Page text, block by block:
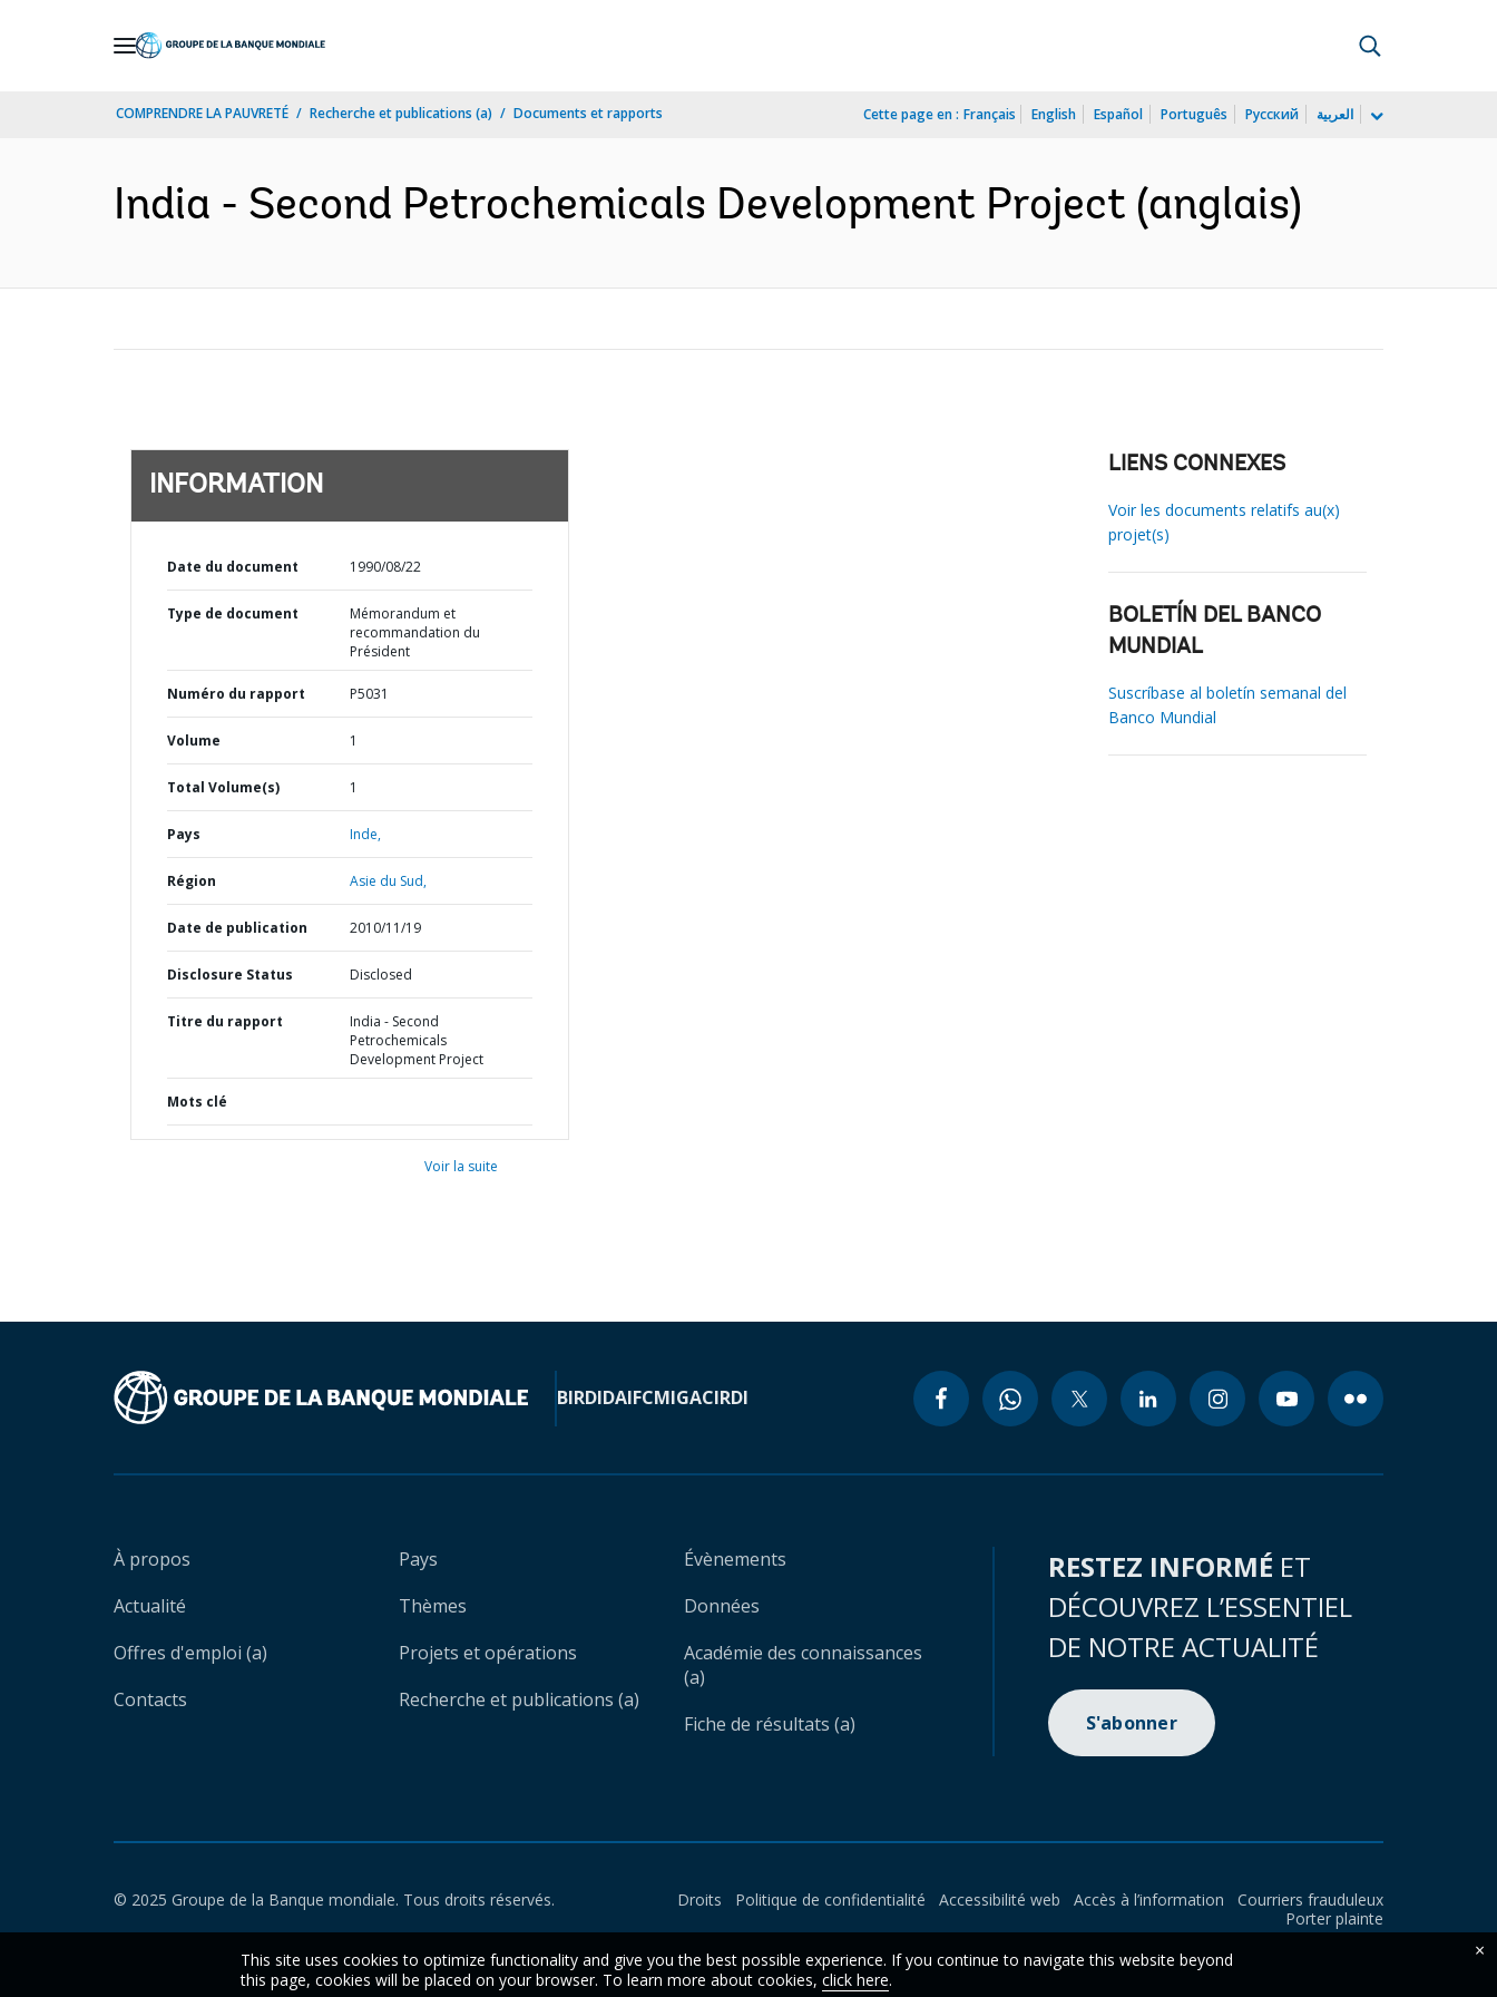
COMPRENDRE LA PAUVRETÉ Recherche et publications (a) Documents et rapports Cette page en : Français English Español Português Русский العربية
India - Second Petrochemicals Development Project (anglais)
INFORMATION
Date du document 1990/08/22
Type de document
Mémorandum et
recommandation du
Président
Numéro du rapport P5031
Volume 1
Total Volume(s) 1
Pays Inde,
Région Asie du Sud,
Date de publication 2010/11/19
Disclosure Status Disclosed
Titre du rapport
India - Second
Petrochemicals
Development Project
Mots clé
Voir la suite
LIENS CONNEXES
Voir les documents relatifs au(x)
projet(s)
BOLETÍN DEL BANCO
MUNDIAL
Suscríbase al boletín semanal del
Banco Mundial
BIRDIDAIFCMIGACIRDI
À propos
Actualité
Offres d'emploi (a)
Contacts
Pays
Thèmes
Projets et opérations
Recherche et publications (a)
Évènements
Données
Académie des connaissances
(a)
Fiche de résultats (a)
RESTEZ INFORMÉ ET
DÉCOUVREZ L’ESSENTIEL
DE NOTRE ACTUALITÉ
S'abonner
© 2025 Groupe de la Banque mondiale. Tous droits réservés. Droits Politique de confidentialité Accessibilité web Accès à l’information
Courriers frauduleux
Porter plainte
This site uses cookies to optimize functionality and give you the best possible experience. If you continue to navigate this website beyond
this page, cookies will be placed on your browser. To learn more about cookies, click here.
×